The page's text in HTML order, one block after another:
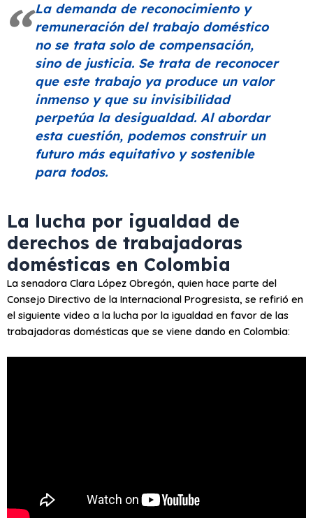
La demanda de reconocimiento y
remuneración del trabajo doméstico
no se trata solo de compensación,
sino de justicia. Se trata de reconocer
que este trabajo ya produce un valor
inmenso y que su invisibilidad
perpetúa la desigualdad. Al abordar
esta cuestión, podemos construir un
futuro más equitativo y sostenible
para todos.
La lucha por igualdad de
derechos de trabajadoras
domésticas en Colombia
La senadora Clara López Obregón, quien hace parte del
Consejo Directivo de la Internacional Progresista, se refirió en
el siguiente video a la lucha por la igualdad en favor de las
trabajadoras domésticas que se viene dando en Colombia: